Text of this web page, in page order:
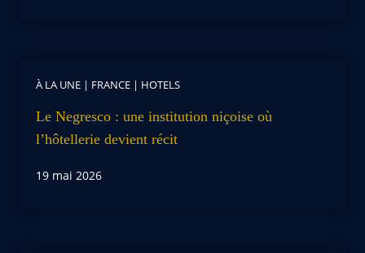
À LA UNE | FRANCE | HOTELS
Le Negresco : une institution niçoise où
l’hôtellerie devient récit
19 mai 2026